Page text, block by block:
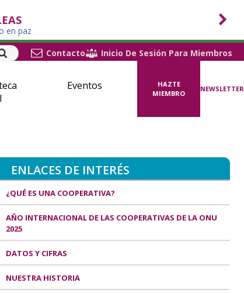
en paz
Contacto Inicio De Sesión Para Miembros
Eventos
HAZTE
MIEMBRO
NEWSLETTER
ENLACES DE INTERÉS
¿QUÉ ES UNA COOPERATIVA?
AÑO INTERNACIONAL DE LAS COOPERATIVAS DE LA ONU
2025
DATOS Y CIFRAS
NUESTRA HISTORIA